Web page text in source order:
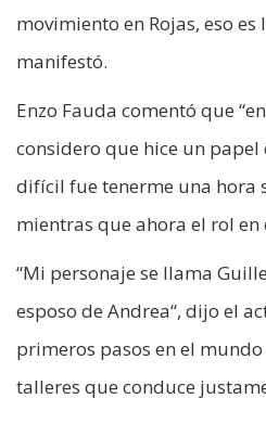
movimiento en Rojas, eso
manifestó.
Enzo Fauda comentó que
considero que hice un
difícil fue tenerme una hora
mientras que ahora el rol en
“Mi personaje se llama
esposo de Andrea“, dijo el
primeros pasos en el
talleres que conduce